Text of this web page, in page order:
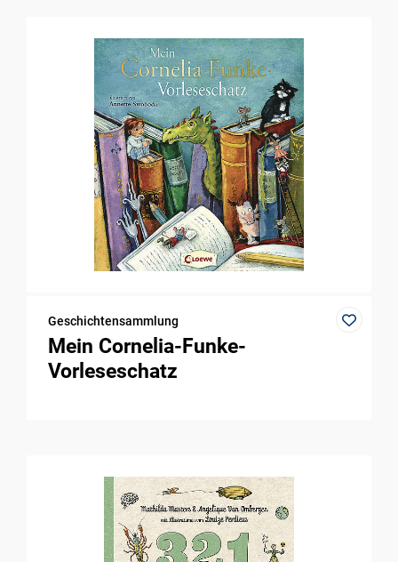
Geschichtensammlung
Mein Cornelia-Funke-
Vorleseschatz